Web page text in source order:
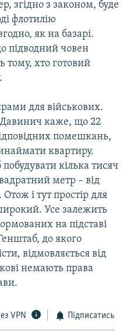
згiдно з законом, буде
флотилiю
як на базарi.
пiдводний човен
тому, хто готовий
для вiйськових.
каже, що 22
помешкань,
квартиру.
кiлька тисяч
метр – вiд
Отож i тут простiр для
Усе залежить
на пiдставi
до якого
вiдмовляється вiд
немають права
VPN Підписатись